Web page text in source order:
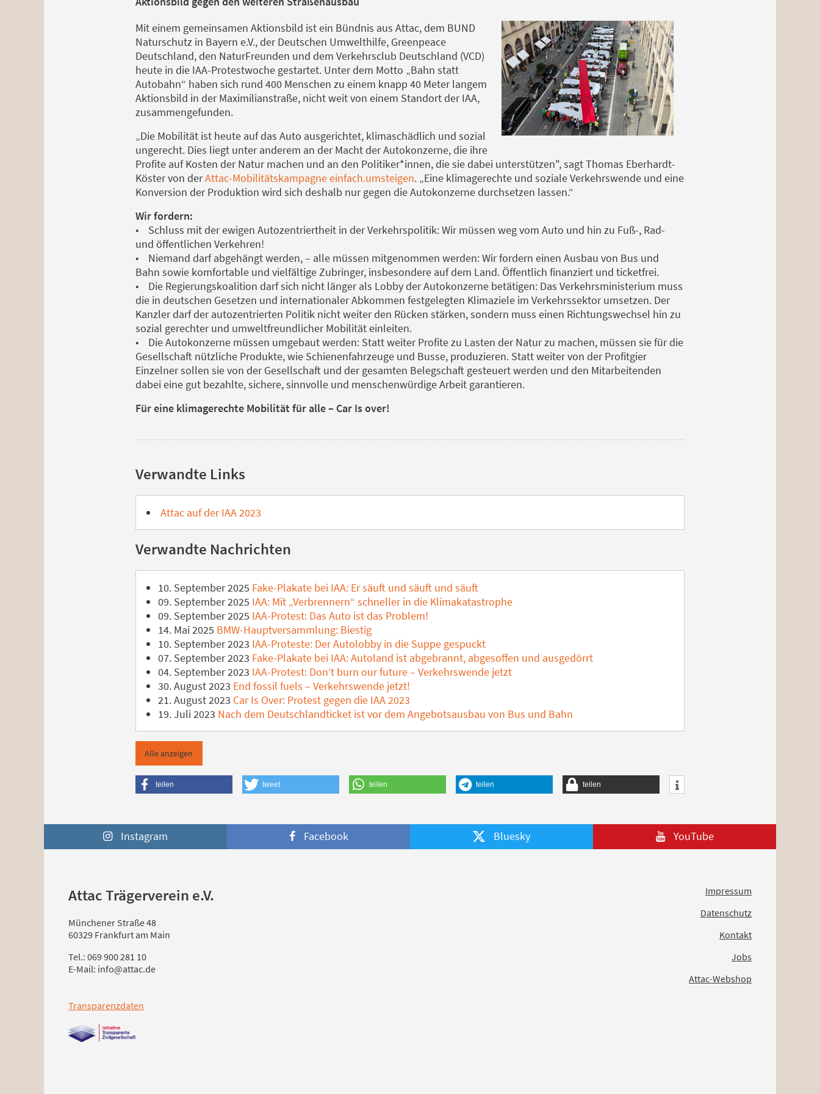
Mit einem gemeinsamen Aktionsbild ist ein Bündnis aus Attac, dem BUND
Naturschutz in Bayern e.V., der Deutschen Umwelthilfe, Greenpeace
Deutschland, den NaturFreunden und dem Verkehrsclub Deutschland (VCD)
heute in die IAA-Protestwoche gestartet. Unter dem Motto „Bahn statt
Autobahn“ haben sich rund 400 Menschen zu einem knapp 40 Meter langem
Aktionsbild in der Maximilianstraße, nicht weit von einem Standort der IAA,
zusammengefunden.
„Die Mobilität ist heute auf das Auto ausgerichtet, klimaschädlich und sozial
ungerecht. Dies liegt unter anderem an der Macht der Autokonzerne, die ihre
Profite auf Kosten der Natur machen und an den Politiker*innen, die sie dabei unterstützen", sagt Thomas Eberhardt-
Köster von derAttac-Mobilitätskampagne einfach.umsteigen. „Eine klimagerechte und soziale Verkehrswende und eine
Konversion der Produktion wird sich deshalb nur gegen die Autokonzerne durchsetzen lassen.“
Wir fordern:
• Schluss mit der ewigen Autozentriertheit in der Verkehrspolitik: Wir müssen weg vom Auto und hin zu Fuß-, Rad-
und öffentlichen Verkehren!
• Niemand darf abgehängt werden, – alle müssen mitgenommen werden: Wir fordern einen Ausbau von Bus und
Bahn sowie komfortable und vielfältige Zubringer, insbesondere auf dem Land. Öffentlich finanziert und ticketfrei.
• Die Regierungskoalition darf sich nicht länger als Lobby der Autokonzerne betätigen: Das Verkehrsministerium muss
die in deutschen Gesetzen und internationaler Abkommen festgelegten Klimaziele im Verkehrssektor umsetzen. Der
Kanzler darf der autozentrierten Politik nicht weiter den Rücken stärken, sondern muss einen Richtungswechsel hin zu
sozial gerechter und umweltfreundlicher Mobilität einleiten.
• Die Autokonzerne müssen umgebaut werden: Statt weiter Profite zu Lasten der Natur zu machen, müssen sie für die
Gesellschaft nützliche Produkte, wie Schienenfahrzeuge und Busse, produzieren. Statt weiter von der Profitgier
Einzelner sollen sie von der Gesellschaft und der gesamten Belegschaft gesteuert werden und den Mitarbeitenden
dabei eine gut bezahlte, sichere, sinnvolle und menschenwürdige Arbeit garantieren.
Für eine klimagerechte Mobilität für alle – Car Is over!
Verwandte Links
Attac auf der IAA 2023
Verwandte Nachrichten
10. September 2025 Fake-Plakate bei IAA: Er säuft und säuft und säuft
09. September 2025 IAA: Mit „Verbrennern“ schneller in die Klimakatastrophe
09. September 2025 IAA-Protest: Das Auto ist das Problem!
14. Mai 2025 BMW-Hauptversammlung: Biestig
10. September 2023 IAA-Proteste: Der Autolobby in die Suppe gespuckt
07. September 2023 Fake-Plakate bei IAA: Autoland ist abgebrannt, abgesoffen und ausgedörrt
04. September 2023 IAA-Protest: Don’t burn our future – Verkehrswende jetzt
30. August 2023 End fossil fuels – Verkehrswende jetzt!
21. August 2023 Car Is Over: Protest gegen die IAA 2023
19. Juli 2023 Nach dem Deutschlandticket ist vor dem Angebotsausbau von Bus und Bahn
Alle anzeigen
teilen tweet teilen teilen teilen
Instagram Facebook Bluesky YouTube
Attac Trägerverein e.V.
Münchener Straße 48
60329 Frankfurt am Main
Tel.: 069 900 281 10
E-Mail: info@attac.de
Transparenzdaten
Impressum
Datenschutz
Kontakt
Jobs
Attac-Webshop